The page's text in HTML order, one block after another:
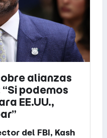
alianzas
“Si podemos
EE.UU.,
del FBI, Kash